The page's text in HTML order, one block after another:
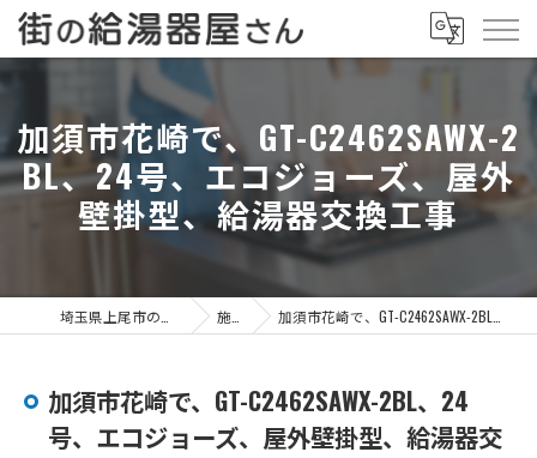
加須市花崎で、GT-C2462SAWX-2
BL、24号、エコジョーズ、屋外
壁掛型、給湯器交換工事
施工事例 加須市花崎で、GT-C2462SAWX-2BL、24号、エコジョーズ、屋外壁掛型、給湯器交換工事
加須市花崎で、GT-C2462SAWX-2BL、24
号、エコジョーズ、屋外壁掛型、給湯器交